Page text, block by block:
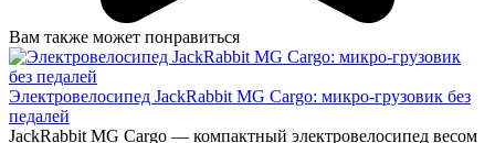
Вам также может понравиться
Электровелосипед JackRabbit MG Cargo: микро-грузовик без
педалей
JackRabbit MG Cargo — компактный электровелосипед весом